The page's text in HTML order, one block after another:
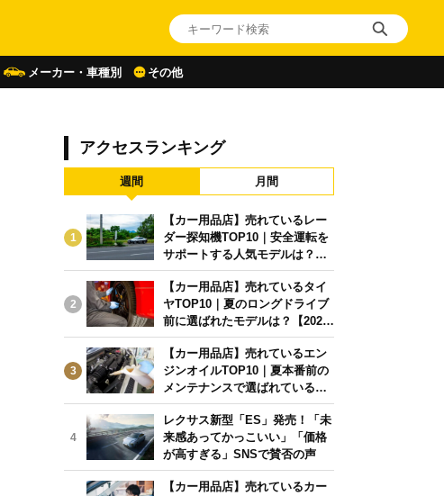
メーカー・車種別 その他
アクセスランキング
週間 月間
1
【カー用品店】売れているレー
ダー探知機TOP10｜安全運転を
サポートする人気モデルは？【2
026年6月版】
2
【カー用品店】売れているタイ
ヤTOP10｜夏のロングドライブ
前に選ばれたモデルは？【2026
年6月版】
3
【カー用品店】売れているエン
ジンオイルTOP10｜夏本番前の
メンテナンスで選ばれている人
気モデルは？【2026年6月版】
4
レクサス新型「ES」発売！「未
来感あってかっこいい」「価格
が高すぎる」SNSで賛否の声
【カー用品店】売れているカー